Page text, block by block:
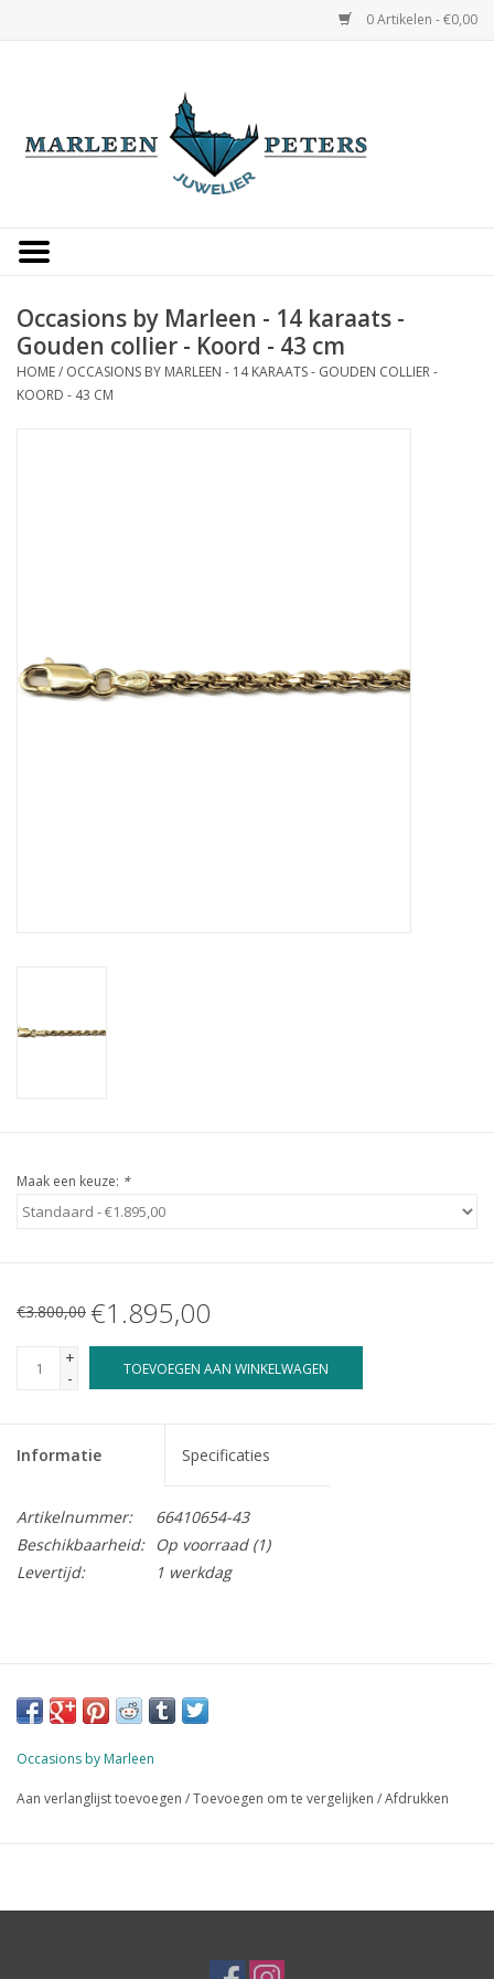
0 Artikelen - €0,00
Occasions
Occasions by Marleen - 14 karaats -
Gouden collier - Koord - 43 cm
HOME/ OCCASIONS BY MARLEEN - 14 KARAATS - GOUDEN COLLIER -
KOORD - 43 CM
Maak een keuze: *
€3.800,00 €1.895,00
+
-
TOEVOEGEN AAN WINKELWAGEN
Informatie Specificaties
Artikelnummer:
66410654-43
Beschikbaarheid:
Op voorraad(1)
Levertijd:
1 werkdag
Occasions by Marleen
Aan verlanglijst toevoegen /Toevoegen om te vergelijken /Afdrukken